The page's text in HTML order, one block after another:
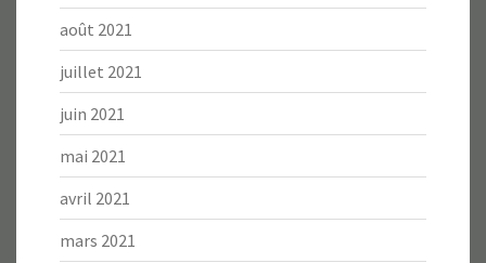
août 2021
juillet 2021
juin 2021
mai 2021
avril 2021
mars 2021